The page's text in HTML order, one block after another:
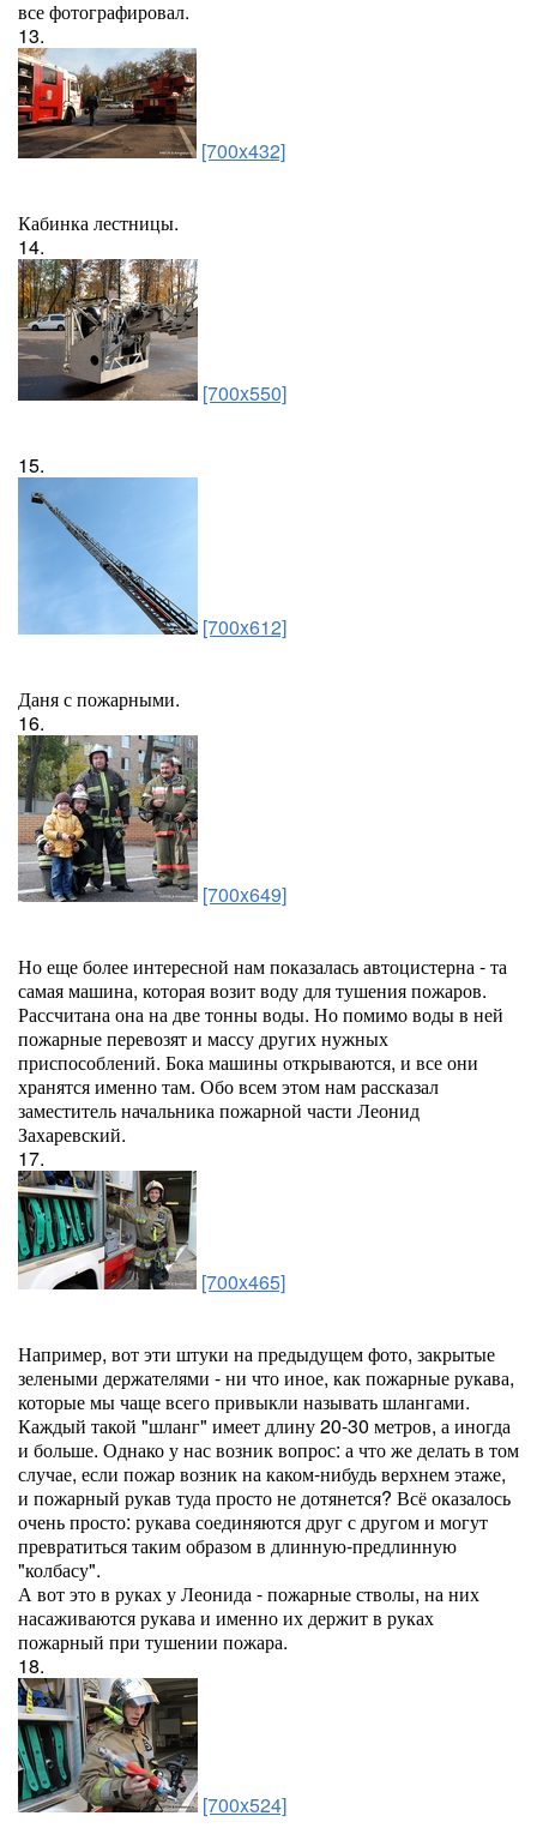
все фотографировал.
13.
[700x432]
Кабинка лестницы.
14.
[700x550]
15.
[700x612]
Даня с пожарными.
16.
[700x649]
Но еще более интересной нам показалась автоцистерна - та
самая машина, которая возит воду для тушения пожаров.
Рассчитана она на две тонны воды. Но помимо воды в ней
пожарные перевозят и массу других нужных
приспособлений. Бока машины открываются, и все они
хранятся именно там. Обо всем этом нам рассказал
заместитель начальника пожарной части Леонид
Захаревский.
17.
[700x465]
Например, вот эти штуки на предыдущем фото, закрытые
зелеными держателями - ни что иное, как пожарные рукава,
которые мы чаще всего привыкли называть шлангами.
Каждый такой "шланг" имеет длину 20-30 метров, а иногда
и больше. Однако у нас возник вопрос: а что же делать в том
случае, если пожар возник на каком-нибудь верхнем этаже,
и пожарный рукав туда просто не дотянется? Всё оказалось
очень просто: рукава соединяются друг с другом и могут
превратиться таким образом в длинную-предлинную
"колбасу".
А вот это в руках у Леонида - пожарные стволы, на них
насаживаются рукава и именно их держит в руках
пожарный при тушении пожара.
18.
[700x524]